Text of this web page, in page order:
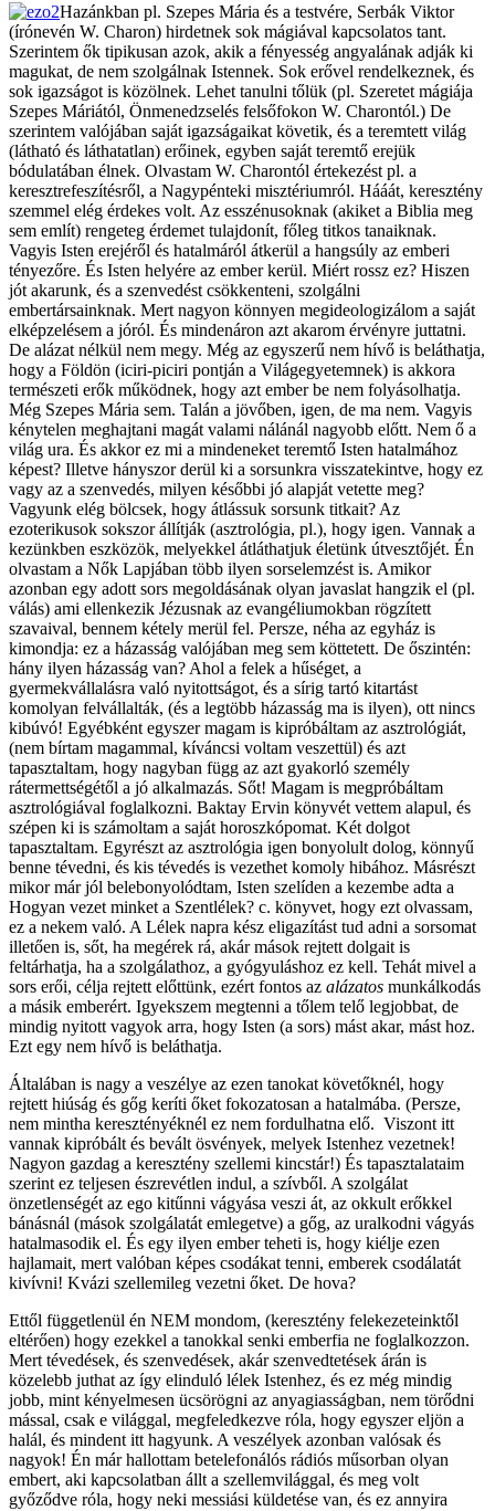
Hazánkban pl. Szepes Mária és a testvére, Serbák Viktor
(írónevén W. Charon) hirdetnek sok mágiával kapcsolatos tant.
Szerintem ők tipikusan azok, akik a fényesség angyalának adják ki
magukat, de nem szolgálnak Istennek. Sok erővel rendelkeznek, és
sok igazságot is közölnek. Lehet tanulni tőlük (pl. Szeretet mágiája
Szepes Máriától, Önmenedzselés felsőfokon W. Charontól.) De
szerintem valójában saját igazságaikat követik, és a teremtett világ
(látható és láthatatlan) erőinek, egyben saját teremtő erejük
bódulatában élnek. Olvastam W. Charontól értekezést pl. a
keresztrefeszítésről, a Nagypénteki misztériumról. Hááát, keresztény
szemmel elég érdekes volt. Az esszénusoknak (akiket a Biblia meg
sem említ) rengeteg érdemet tulajdonít, főleg titkos tanaiknak.
Vagyis Isten erejéről és hatalmáról átkerül a hangsúly az emberi
tényezőre. És Isten helyére az ember kerül. Miért rossz ez? Hiszen
jót akarunk, és a szenvedést csökkenteni, szolgálni
embertársainknak. Mert nagyon könnyen megideologizálom a saját
elképzelésem a jóról. És mindenáron azt akarom érvényre juttatni.
De alázat nélkül nem megy. Még az egyszerű nem hívő is beláthatja,
hogy a Földön (iciri-piciri pontján a Világegyetemnek) is akkora
természeti erők működnek, hogy azt ember be nem folyásolhatja.
Még Szepes Mária sem. Talán a jövőben, igen, de ma nem. Vagyis
kénytelen meghajtani magát valami nálánál nagyobb előtt. Nem ő a
világ ura. És akkor ez mi a mindeneket teremtő Isten hatalmához
képest? Illetve hányszor derül ki a sorsunkra visszatekintve, hogy ez
vagy az a szenvedés, milyen későbbi jó alapját vetette meg?
Vagyunk elég bölcsek, hogy átlássuk sorsunk titkait? Az
ezoterikusok sokszor állítják (asztrológia, pl.), hogy igen. Vannak a
kezünkben eszközök, melyekkel átláthatjuk életünk útvesztőjét. Én
olvastam a Nők Lapjában több ilyen sorselemzést is. Amikor
azonban egy adott sors megoldásának olyan javaslat hangzik el (pl.
válás) ami ellenkezik Jézusnak az evangéliumokban rögzített
szavaival, bennem kétely merül fel. Persze, néha az egyház is
kimondja: ez a házasság valójában meg sem köttetett. De őszintén:
hány ilyen házasság van? Ahol a felek a hűséget, a
gyermekvállalásra való nyitottságot, és a sírig tartó kitartást
komolyan felvállalták, (és a legtöbb házasság ma is ilyen), ott nincs
kibúvó! Egyébként egyszer magam is kipróbáltam az asztrológiát,
(nem bírtam magammal, kíváncsi voltam veszettül) és azt
tapasztaltam, hogy nagyban függ az azt gyakorló személy
rátermettségétől a jó alkalmazás. Sőt! Magam is megpróbáltam
asztrológiával foglalkozni. Baktay Ervin könyvét vettem alapul, és
szépen ki is számoltam a saját horoszkópomat. Két dolgot
tapasztaltam. Egyrészt az asztrológia igen bonyolult dolog, könnyű
benne tévedni, és kis tévedés is vezethet komoly hibához. Másrészt
mikor már jól belebonyolódtam, Isten szelíden a kezembe adta a
Hogyan vezet minket a Szentlélek? c. könyvet, hogy ezt olvassam,
ez a nekem való. A Lélek napra kész eligazítást tud adni a sorsomat
illetően is, sőt, ha megérek rá, akár mások rejtett dolgait is
feltárhatja, ha a szolgálathoz, a gyógyuláshoz ez kell. Tehát mivel a
sors erői, célja rejtett előttünk, ezért fontos az alázatos munkálkodás
a másik emberért. Igyekszem megtenni a tőlem telő legjobbat, de
mindig nyitott vagyok arra, hogy Isten (a sors) mást akar, mást hoz.
Ezt egy nem hívő is beláthatja.
Általában is nagy a veszélye az ezen tanokat követőknél, hogy
rejtett hiúság és gőg keríti őket fokozatosan a hatalmába. (Persze,
nem mintha keresztényéknél ez nem fordulhatna elő. Viszont itt
vannak kipróbált és bevált ösvények, melyek Istenhez vezetnek!
Nagyon gazdag a keresztény szellemi kincstár!) És tapasztalataim
szerint ez teljesen észrevétlen indul, a szívből. A szolgálat
önzetlenségét az ego kitűnni vágyása veszi át, az okkult erőkkel
bánásnál (mások szolgálatát emlegetve) a gőg, az uralkodni vágyás
hatalmasodik el. És egy ilyen ember teheti is, hogy kiélje ezen
hajlamait, mert valóban képes csodákat tenni, emberek csodálatát
kivívni! Kvázi szellemileg vezetni őket. De hova?
Ettől függetlenül én NEM mondom, (keresztény felekezeteinktől
eltérően) hogy ezekkel a tanokkal senki emberfia ne foglalkozzon.
Mert tévedések, és szenvedések, akár szenvedtetések árán is
közelebb juthat az így elinduló lélek Istenhez, és ez még mindig
jobb, mint kényelmesen ücsörögni az anyagiasságban, nem törődni
mással, csak e világgal, megfeledkezve róla, hogy egyszer eljön a
halál, és mindent itt hagyunk. A veszélyek azonban valósak és
nagyok! Én már hallottam betelefonálós rádiós műsorban olyan
embert, aki kapcsolatban állt a szellemvilággal, és meg volt
győződve róla, hogy neki messiási küldetése van, és ez annyira